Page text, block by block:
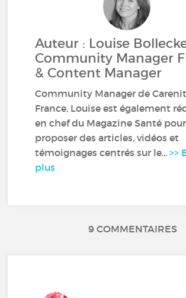
Auteur : Louise
Community Manager
& Content Manager
Community Manager de
France, Louise est également
en chef du Magazine Santé pour
proposer des articles, vidéos et
témoignages centrés sur le...>>
plus
9 COMMENTAIRES